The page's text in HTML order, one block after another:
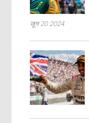
जून 20 2024